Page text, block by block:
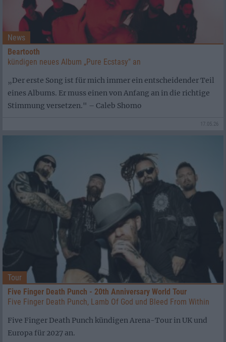
News
Beartooth
kündigen neues Album „Pure Ecstasy" an
„Der erste Song ist für mich immer ein entscheidender Teil
eines Albums. Er muss einen von Anfang an in die richtige
Stimmung versetzen." – Caleb Shomo
17.05.26
Tour
Five Finger Death Punch - 20th Anniversary World Tour
Five Finger Death Punch, Lamb Of God und Bleed From Within
Five Finger Death Punch kündigen Arena-Tour in UK und
Europa für 2027 an.